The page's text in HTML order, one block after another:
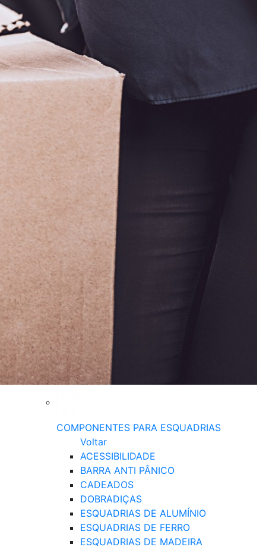
COMPONENTES PARA ESQUADRIAS
Voltar
ACESSIBILIDADE
BARRA ANTI PÂNICO
CADEADOS
DOBRADIÇAS
ESQUADRIAS DE ALUMÍNIO
ESQUADRIAS DE FERRO
ESQUADRIAS DE MADEIRA